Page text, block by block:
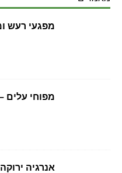
מפגעי רעש
מפוחי עלים
אנרגיה